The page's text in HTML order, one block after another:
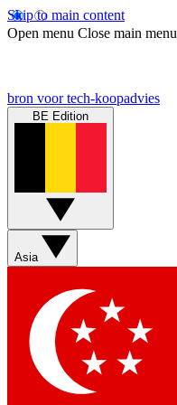
Skip to main content
Open menu Close main menu
bron voor tech-koopadvies
BE Edition
Asia